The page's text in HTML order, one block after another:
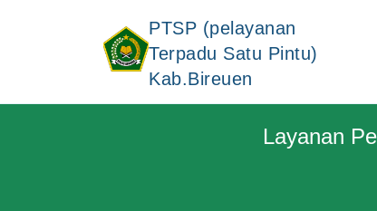
PTSP (pelayanan
Terpadu Satu Pintu)
Kab.Bireuen
Layanan